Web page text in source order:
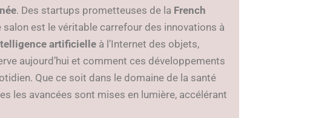
. Des startups prometteuses de la French
est le véritable carrefour des innovations à
artificielle à l’Internet des objets,
aujourd’hui et comment ces développements
Que ce soit dans le domaine de la santé
les avancées sont mises en lumière, accélérant